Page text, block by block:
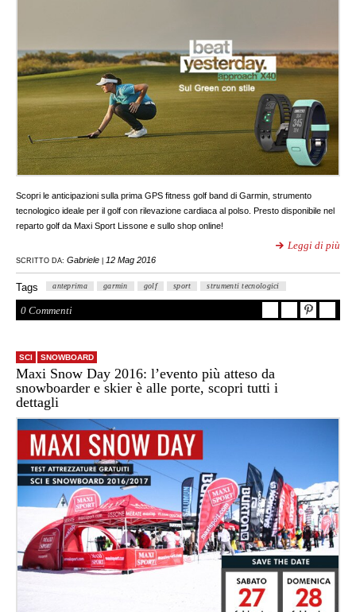
Scopri le anticipazioni sulla prima GPS fitness golf band di Garmin, strumento
tecnologico ideale per il golf con rilevazione cardiaca al polso. Presto disponibile nel
reparto golf da Maxi Sport Lissone e sullo shop online!
Leggi di più
SCRITTO DA: Gabriele 12 Mag 2016
Tags anteprima garmin golf sport strumenti tecnologici
0 Commenti
SCI SNOWBOARD
Maxi Snow Day 2016: l’evento più atteso da
snowboarder e skier è alle porte, scopri tutti i
dettagli